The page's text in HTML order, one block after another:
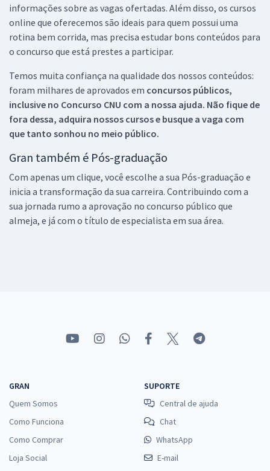
informações sobre as vagas ofertadas. Além disso, os cursos
online que oferecemos são ideais para quem possui uma
rotina bem corrida, mas precisa estudar bons conteúdos para
o concurso que está prestes a participar.
Temos muita confiança na qualidade dos nossos conteúdos:
foram milhares de aprovados em concursos públicos,
inclusive no Concurso CNU com a nossa ajuda. Não fique de
fora dessa, adquira nossos cursos e busque a vaga com
que tanto sonhou no meio público.
Gran também é Pós-graduação
Com apenas um clique, você escolhe a sua Pós-graduação e
inicia a transformação da sua carreira. Contribuindo com a
sua jornada rumo a aprovação no concurso público que
almeja, e já com o título de especialista em sua área.
GRAN
Quem Somos
Como Funciona
Como Comprar
Loja Social
SUPORTE
Central de ajuda
Chat
WhatsApp
E-mail